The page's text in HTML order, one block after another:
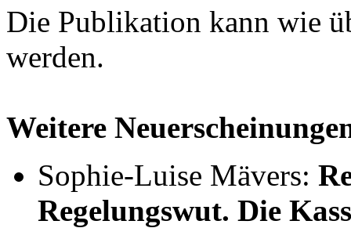
Die Publikation kann wie
werden.
Weitere
Sophie-Luise Mävers:
Regelungswut. Die